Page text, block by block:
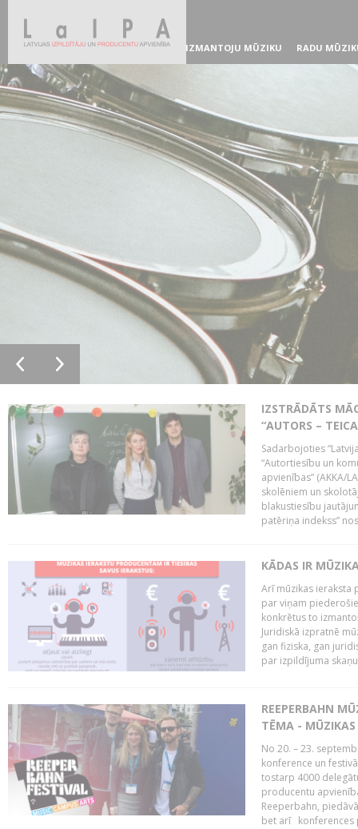
IZMANTOJU MŪZIKU RADU
IZSTRĀDĀTS
“AUTORS –
Sadarbojoties
“Autortiesību un
apvienības” (AKKA/
skolēniem un
blakustiesību
patēriņa indekss”
KĀDAS IR
Arī mūzikas ieraksta
par viņam
konkrētus to
Juridiskā izpratnē
gan fiziska, gan
par izpildījuma
REEPERBAHN
TĒMA -
No 20. – 23.
konference un
tostarp 4000
producentu
Reeperbahn,
bet arī konferences